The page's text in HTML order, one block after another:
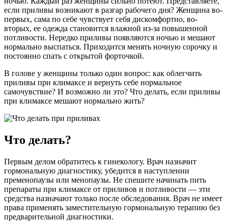
если приливы возникают в разгар рабочего дня? Женщина во-
первых, сама по себе чувствует себя дискомфортно, во-
вторых, ее одежда становится влажной из-за повышенной
потливости. Нередко приливы появляются ночью и мешают
нормально выспаться. Приходится менять ночную сорочку и
постоянно спать с открытой форточкой.
В голове у женщины только один вопрос: как облегчить
приливы при климаксе и вернуть себе нормальное
самочувствие? И возможно ли это? Что делать, если приливы
при климаксе мешают нормально жить?
Что делать?
Первым делом обратитесь к гинекологу. Врач назначит
гормональную диагностику, убедится в наступлении
пременопаузы или менопаузы. Не спешите начинать пить
препараты при климаксе от приливов и потливости — эти
средства назначают только после обследования. Врач не имеет
права применять заместительную гормональную терапию без
предварительной диагностики.